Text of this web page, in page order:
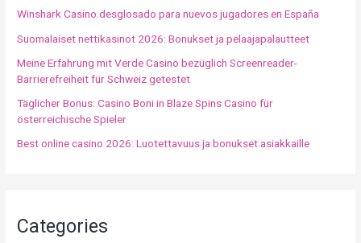
Winshark Casino desglosado para nuevos jugadores en España
Suomalaiset nettikasinot 2026: Bonukset ja pelaajapalautteet
Meine Erfahrung mit Verde Casino bezüglich Screenreader-
Barrierefreiheit für Schweiz getestet
Täglicher Bonus: Casino Boni in Blaze Spins Casino für
österreichische Spieler
Best online casino 2026: Luotettavuus ja bonukset asiakkaille
Categories